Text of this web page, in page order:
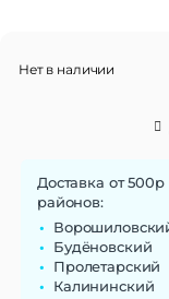
Нет в наличии
Доставка от
районов:
Будёновский
Пролетарский
Калининский